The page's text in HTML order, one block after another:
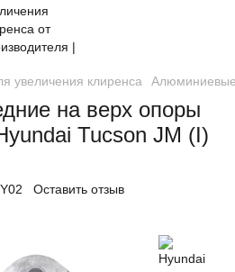
увеличения клиренса Алюминиевые
на верх опоры
Tucson JM (I)
Оставить отзыв